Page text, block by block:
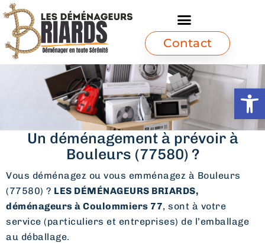
Ouvrir
Contact
Un déménagement à prévoir à
Bouleurs (77580) ?
Vous déménagez ou vous emménagez à Bouleurs
(77580) ? LES DÉMÉNAGEURS BRIARDS,
déménageurs à Coulommiers 77, sont à votre
service (particuliers et entreprises) de l’emballage
au déballage.